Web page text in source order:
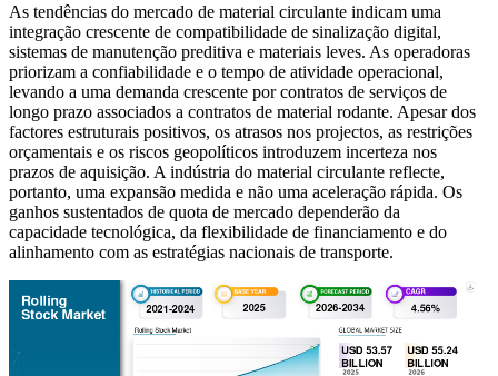
As tendências do mercado de material circulante indicam uma
integração crescente de compatibilidade de sinalização digital,
sistemas de manutenção preditiva e materiais leves. As operadoras
priorizam a confiabilidade e o tempo de atividade operacional,
levando a uma demanda crescente por contratos de serviços de
longo prazo associados a contratos de material rodante. Apesar dos
factores estruturais positivos, os atrasos nos projectos, as restrições
orçamentais e os riscos geopolíticos introduzem incerteza nos
prazos de aquisição. A indústria do material circulante reflecte,
portanto, uma expansão medida e não uma aceleração rápida. Os
ganhos sustentados de quota de mercado dependerão da
capacidade tecnológica, da flexibilidade de financiamento e do
alinhamento com as estratégias nacionais de transporte.